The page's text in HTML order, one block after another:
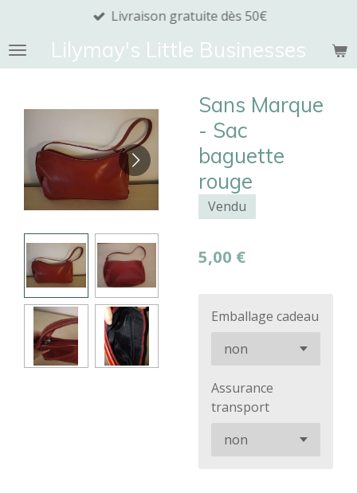
contenuLilymay's Little Businesses
Livraison gratuite dès 50€
Sans Marque
- Sac
baguette
rouge
Vendu
5,00 €
Emballage cadeau
Assurance
transport